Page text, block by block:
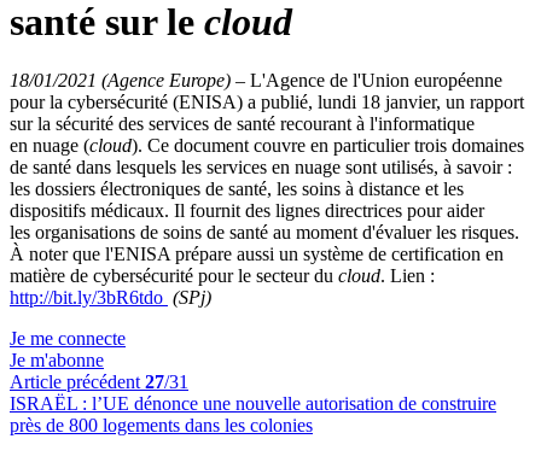
santé sur le cloud
18/01/2021 (Agence Europe) – L'Agence de l'Union européenne
pour la cybersécurité (ENISA) a publié, lundi 18 janvier, un rapport
sur la sécurité des services de santé recourant à l'informatique
en nuage (cloud). Ce document couvre en particulier trois domaines
de santé dans lesquels les services en nuage sont utilisés, à savoir :
les dossiers électroniques de santé, les soins à distance et les
dispositifs médicaux. Il fournit des lignes directrices pour aider
les organisations de soins de santé au moment d'évaluer les risques.
À noter que l'ENISA prépare aussi un système de certification en
matière de cybersécurité pour le secteur du cloud. Lien :
http://bit.ly/3bR6tdo (SPj)
Je me connecte
Je m'abonne
Article précédent 27/31
ISRAËL : l’UE dénonce une nouvelle autorisation de construire
près de 800 logements dans les colonies